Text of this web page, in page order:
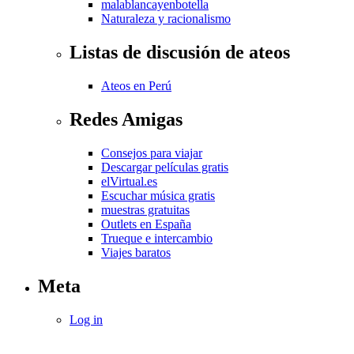
malablancayenbotella
Naturaleza y racionalismo
Listas de discusión de ateos
Ateos en Perú
Redes Amigas
Consejos para viajar
Descargar películas gratis
elVirtual.es
Escuchar música gratis
muestras gratuitas
Outlets en España
Trueque e intercambio
Viajes baratos
Meta
Log in